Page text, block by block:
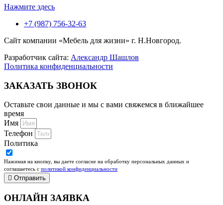
Нажмите здесь
+7 (987) 756-32-63
Сайт компании «Мебель для жизни» г. Н.Новгород.
Разработчик сайта: Александр Шашлов
Политика конфиденциальности
ЗАКАЗАТЬ ЗВОНОК
Оставьте свои данные и мы с вами свяжемся в ближайшее
время
Имя
Телефон
Политика
Нажимая на кнопку, вы даете согласие на обработку персональных данных и
соглашаетесь c политикой конфиденциальности
Отправить
ОНЛАЙН ЗАЯВКА